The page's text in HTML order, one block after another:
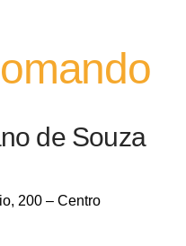
de Souza
200 – Centro